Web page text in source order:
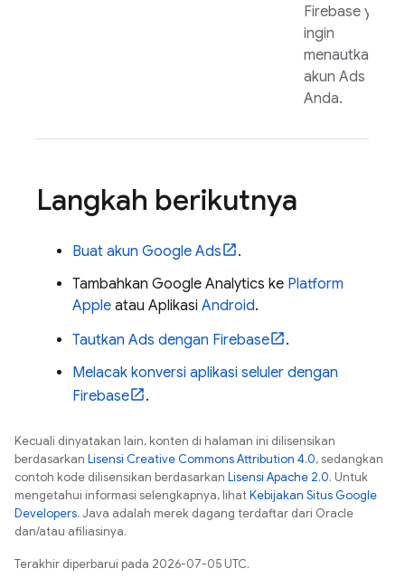
Firebase yang
ingin
menautkan ke
akun Ads
Anda.
Langkah berikutnya
Buat akun Google Ads
.
Tambahkan Google Analytics ke Platform
Apple atau Aplikasi Android.
Tautkan Ads dengan Firebase
.
Melacak konversi aplikasi seluler dengan
Firebase
.
Kecuali dinyatakan lain, konten di halaman ini dilisensikan
berdasarkan Lisensi Creative Commons Attribution 4.0, sedangkan
contoh kode dilisensikan berdasarkan Lisensi Apache 2.0. Untuk
mengetahui informasi selengkapnya, lihatKebijakan Situs Google
Developers. Java adalah merek dagang terdaftar dari Oracle
dan/atau afiliasinya.
Terakhir diperbarui pada 2026-07-05 UTC.